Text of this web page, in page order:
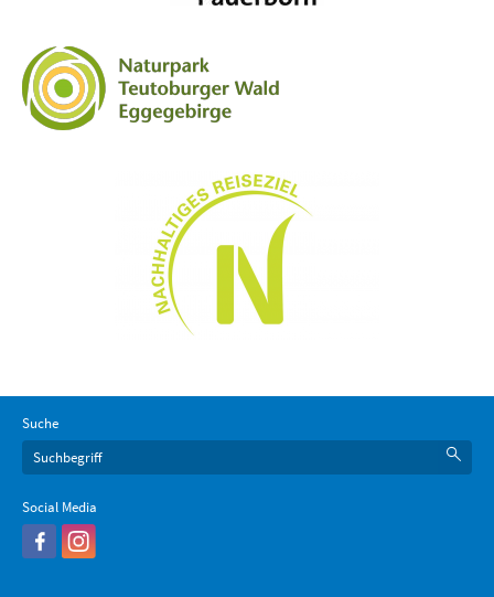
Suche
Social Media